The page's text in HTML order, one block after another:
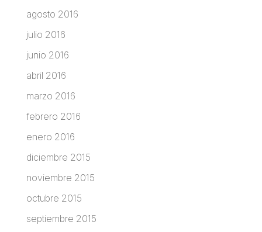
agosto 2016
julio 2016
junio 2016
abril 2016
marzo 2016
febrero 2016
enero 2016
diciembre 2015
noviembre 2015
octubre 2015
septiembre 2015